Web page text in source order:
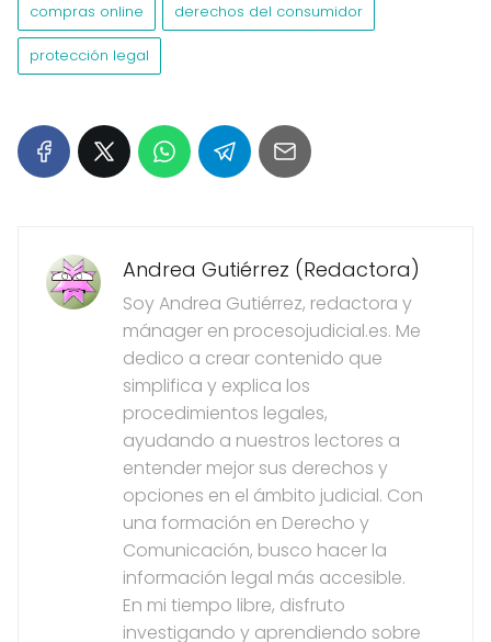
compras online derechos del consumidor
protección legal
Andrea Gutiérrez (Redactora)
Soy Andrea Gutiérrez, redactora y
mánager en procesojudicial.es. Me
dedico a crear contenido que
simplifica y explica los
procedimientos legales,
ayudando a nuestros lectores a
entender mejor sus derechos y
opciones en el ámbito judicial. Con
una formación en Derecho y
Comunicación, busco hacer la
información legal más accesible.
En mi tiempo libre, disfruto
investigando y aprendiendo sobre